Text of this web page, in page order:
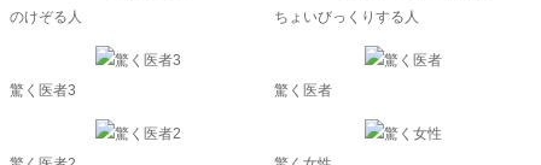
のけぞる人 ちょいびっくりする人
驚く医者3 驚く医者